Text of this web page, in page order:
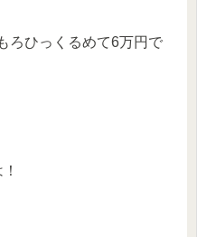
ろひっくるめて6万円で